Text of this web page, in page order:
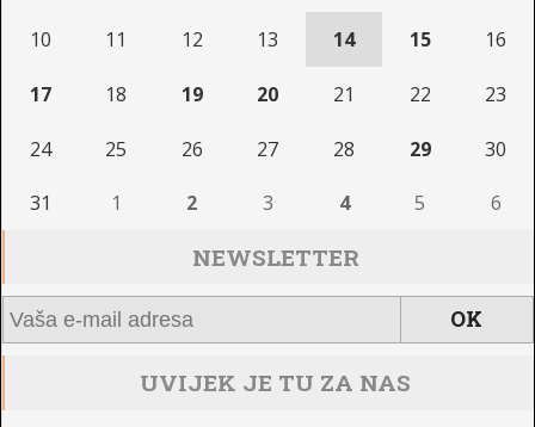
10 11 12 13 14 15 16
17 18 19 20 21 22 23
24 25 26 27 28 29 30
31 1 2 3 4 5 6
NEWSLETTER
UVIJEK JE TU ZA NAS